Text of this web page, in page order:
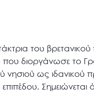
του βρετανικού
διοργάνωσε το
νησιού ως ιδανικού
Σημειώνεται